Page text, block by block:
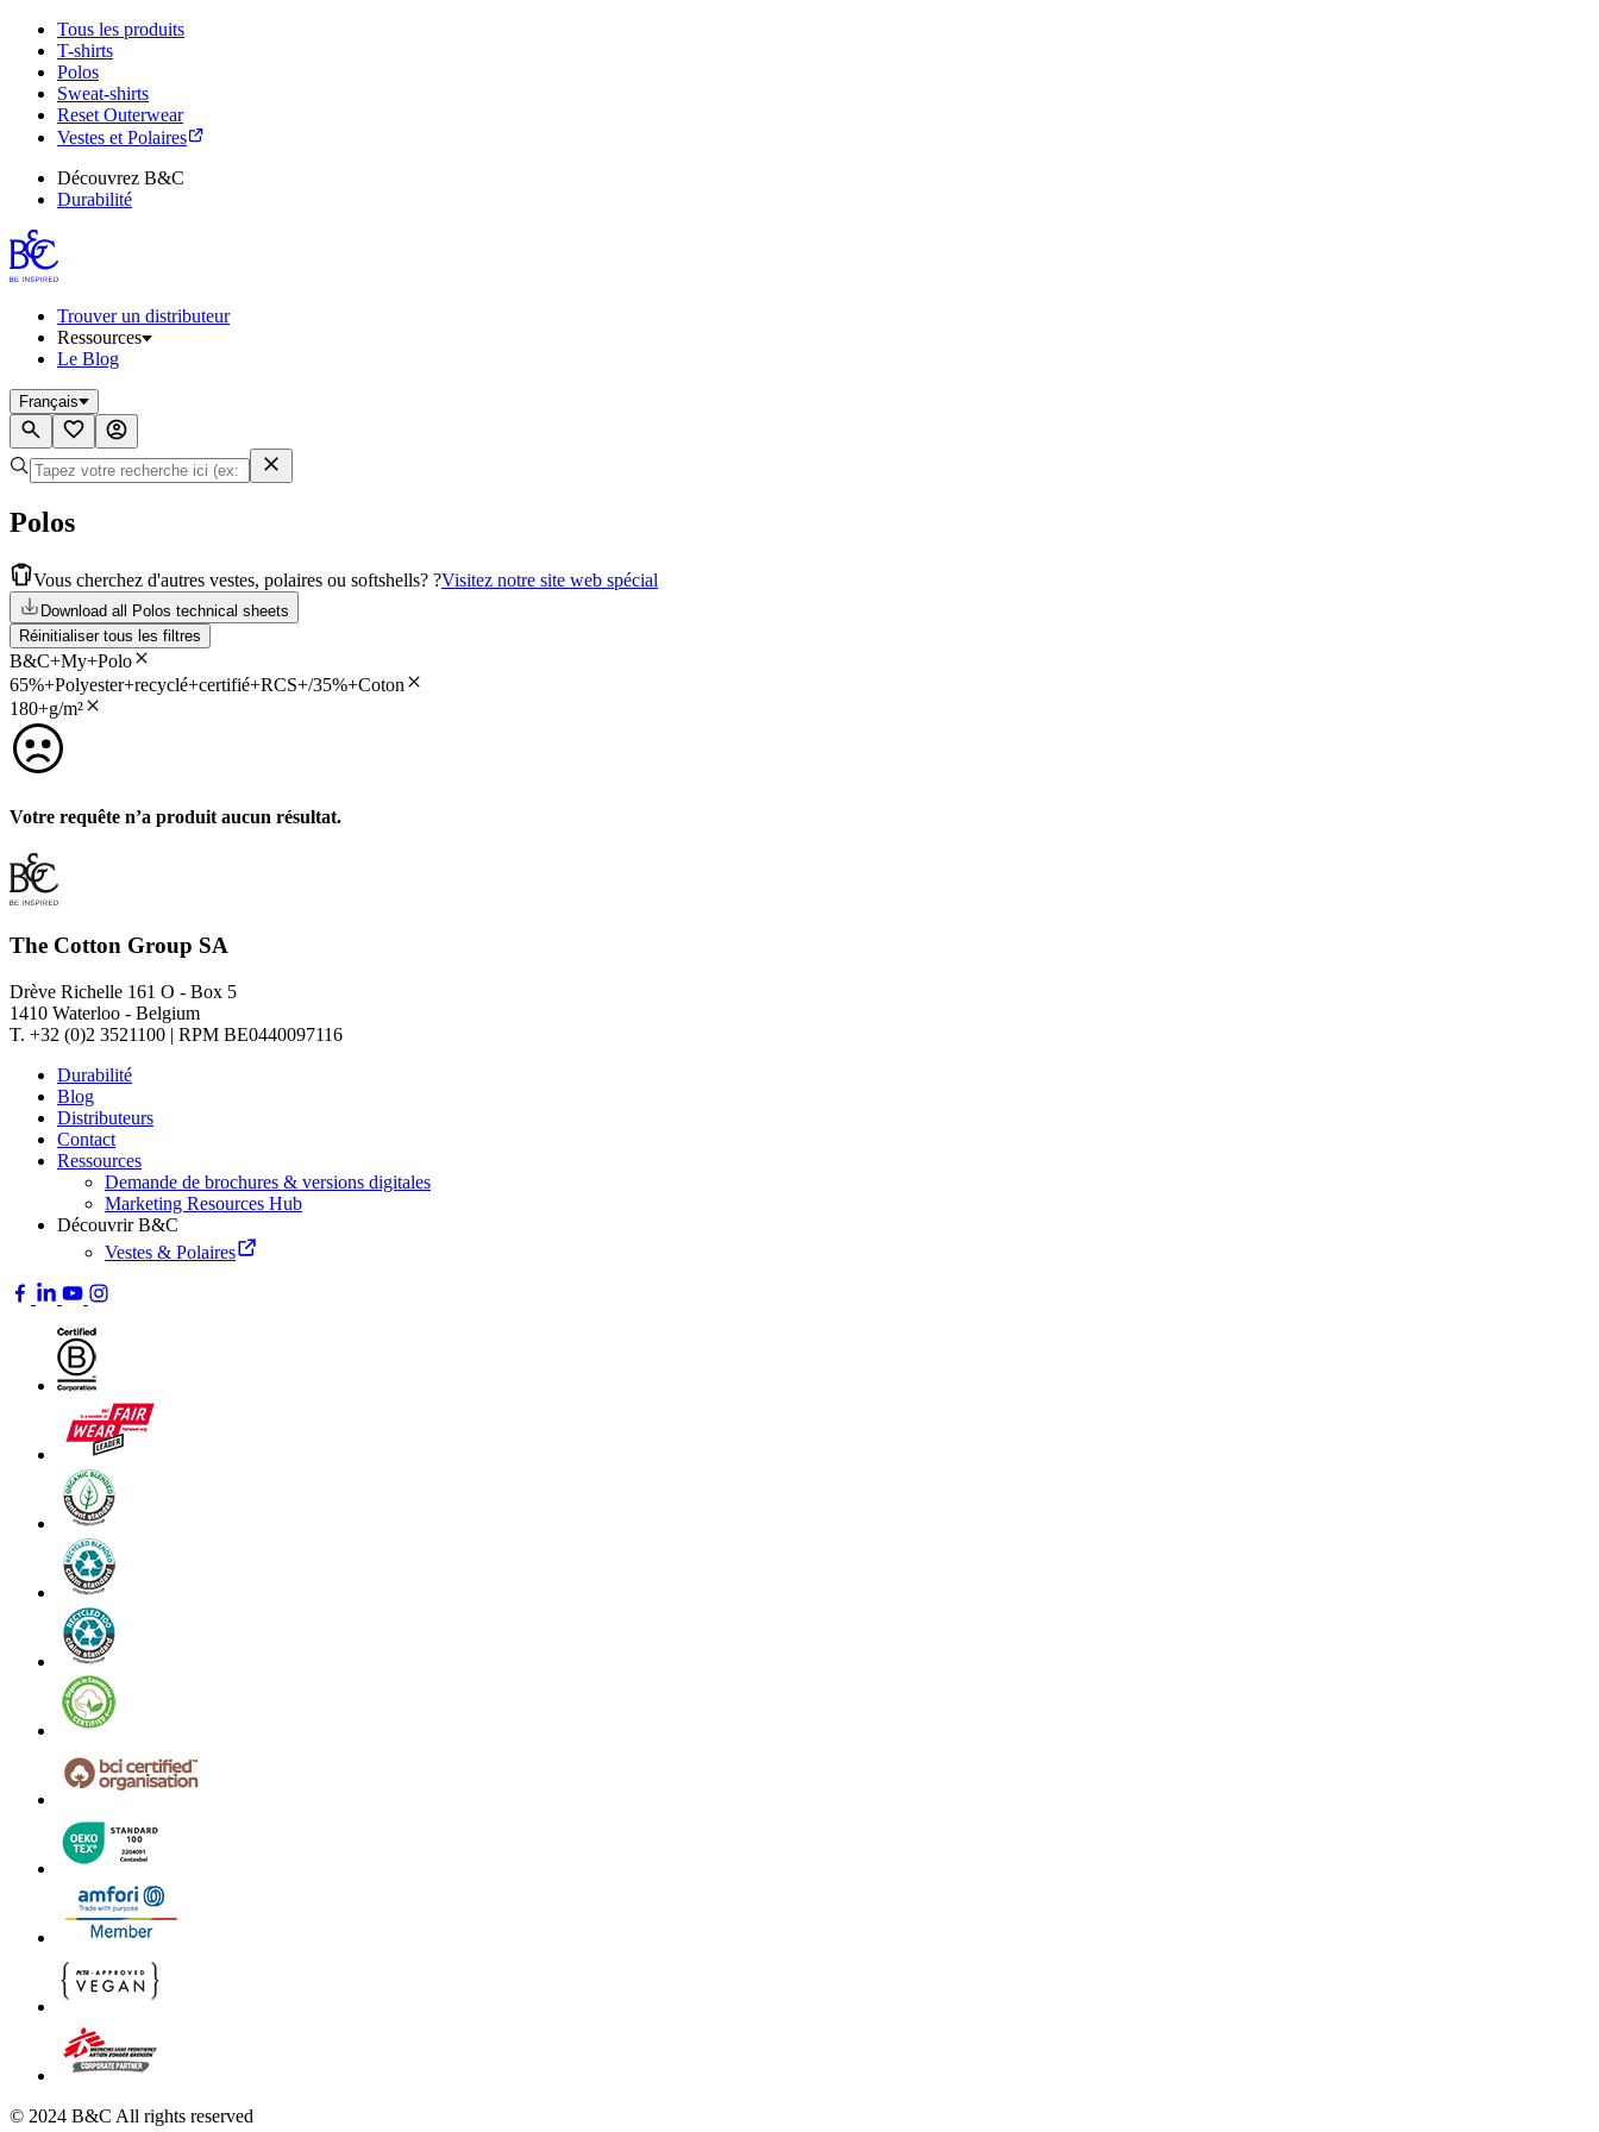
Tous les produits
T-shirts
Polos
Sweat-shirts
Reset Outerwear
Vestes et Polaires
Découvrez B&C
Durabilité
Trouver un distributeur
Ressources
Le Blog
Français
Polos
Vous cherchez d'autres vestes, polaires ou softshells? ?Visitez notre site web spécial
Download all Polos technical sheets
Réinitialiser tous les filtres
B&C+My+Polo
65%+Polyester+recyclé+certifié+RCS+/35%+Coton
180+g/m²
Votre requête n’a produit aucun résultat.
The Cotton Group SA
Drève Richelle 161 O - Box 5
1410 Waterloo - Belgium
T. +32 (0)2 3521100 | RPM BE0440097116
Durabilité
Blog
Distributeurs
Contact
Ressources
Demande de brochures & versions digitales
Marketing Resources Hub
Découvrir B&C
Vestes & Polaires
© 2024 B&C All rights reserved